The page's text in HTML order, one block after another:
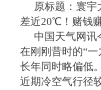
原标题：寰宇
差近20℃！赌钱
中国天气网讯
在刚刚昔时的“
长年同时略偏低
近期冷空气行径